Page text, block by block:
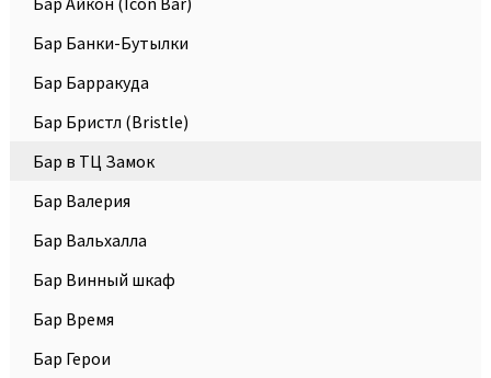
Бар Банки-Бутылки
Бар Барракуда
Бар Бристл (Bristle)
Бар в ТЦ Замок
Бар Валерия
Бар Вальхалла
Бар Винный шкаф
Бар Время
Бар Герои